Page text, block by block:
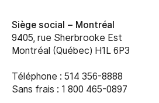
Siège social – Montréal
9405, rue Sherbrooke Est
Montréal (Québec) H1L 6P3
Téléphone : 514 356-8888
Sans frais : 1 800 465-0897